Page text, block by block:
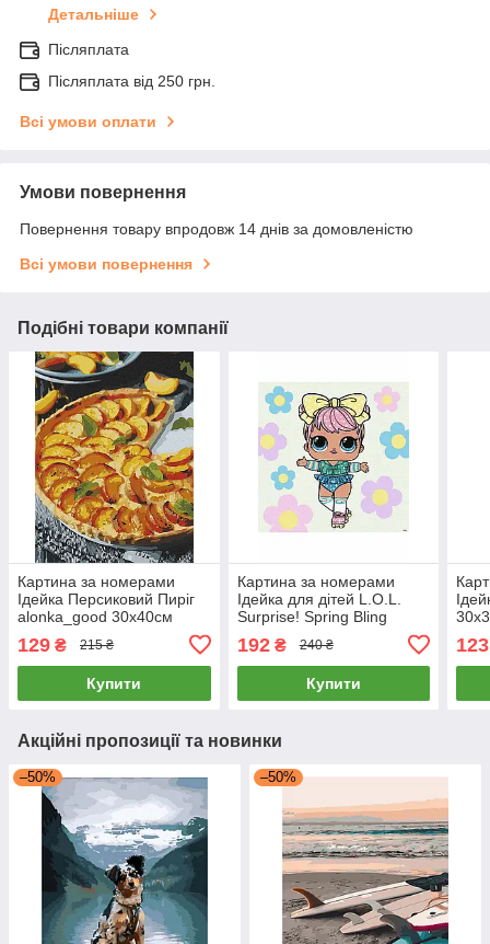
Детальніше
Післяплата
Післяплата від 250 грн.
Всі умови оплати
Умови повернення
Повернення товару впродовж 14 днів за домовленістю
Всі умови повернення
Подібні товари компанії
Картина за номерами
Ідейка Персиковий Пиріг
alonka_good 30х40см
129 ₴ 215 ₴
Купити
Картина за номерами
Ідейка для дітей L.O.L.
Surprise! Spring Bling
Dawn КНО1101 40х40 см
192₴ 240 ₴
Купити
123
Акційні пропозиції та новинки
–50% –50%